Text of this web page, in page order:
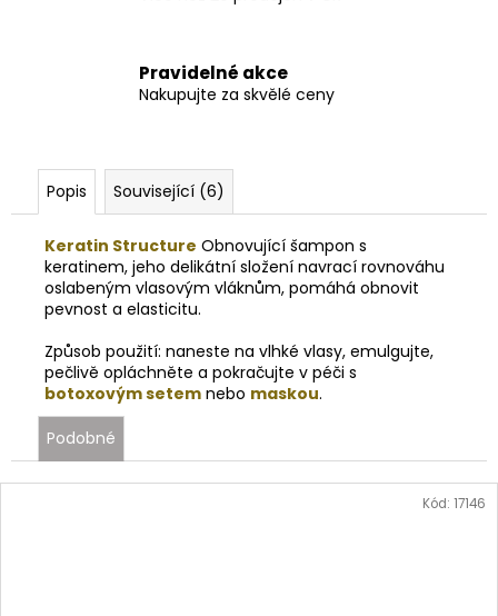
Pravidelné akce
Nakupujte za skvělé ceny
Popis Související (6)
Keratin Structure Obnovující šampon s
keratinem, jeho delikátní složení navrací rovnováhu
oslabeným vlasovým vláknům, pomáhá obnovit
pevnost a elasticitu.
Způsob použití: naneste na vlhké vlasy, emulgujte,
pečlivě opláchněte a pokračujte v péči s
botoxovým setem nebo maskou.
Podobné
Kód: 17146